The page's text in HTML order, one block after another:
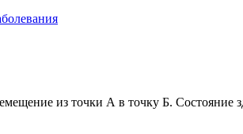
из точки А в точку Б. Состояние